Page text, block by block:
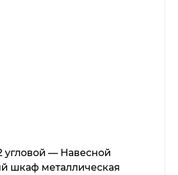
— Навесной
шкаф металлическая